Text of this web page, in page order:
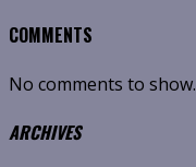
COMMENTS
No comments to show.
ARCHIVES